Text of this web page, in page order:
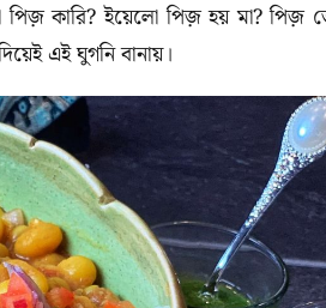
পিজ় কারি? ইয়েলো পিজ় হয় মা? পিজ়
এই ঘুগনি বানায়।